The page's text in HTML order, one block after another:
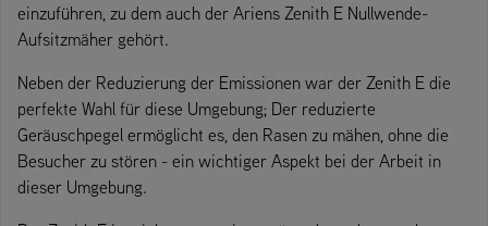
einzuführen, zu dem auch der Ariens Zenith E Nullwende-
Aufsitzmäher gehört.
Neben der Reduzierung der Emissionen war der Zenith E die
perfekte Wahl für diese Umgebung; Der reduzierte
Geräuschpegel ermöglicht es, den Rasen zu mähen, ohne die
Besucher zu stören - ein wichtiger Aspekt bei der Arbeit in
dieser Umgebung.